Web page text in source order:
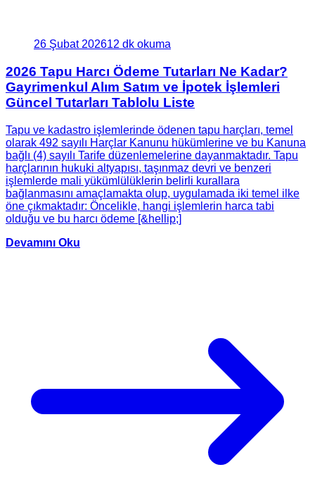
26 Şubat 202612 dk okuma
2026 Tapu Harcı Ödeme Tutarları Ne Kadar?
Gayrimenkul Alım Satım ve İpotek İşlemleri
Güncel Tutarları Tablolu Liste
Tapu ve kadastro işlemlerinde ödenen tapu harçları, temel
olarak 492 sayılı Harçlar Kanunu hükümlerine ve bu Kanuna
bağlı (4) sayılı Tarife düzenlemelerine dayanmaktadır. Tapu
harçlarının hukuki altyapısı, taşınmaz devri ve benzeri
işlemlerde mali yükümlülüklerin belirli kurallara
bağlanmasını amaçlamakta olup, uygulamada iki temel ilke
öne çıkmaktadır: Öncelikle, hangi işlemlerin harca tabi
olduğu ve bu harcı ödeme [&hellip;]
Devamını Oku